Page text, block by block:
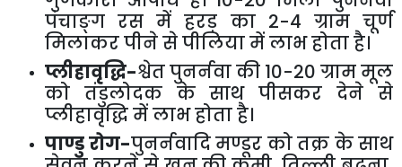
पंचाङ्ग रस में हरड़ का 2-4 ग्राम चूर्ण
मिलाकर पीने से पीलिया में लाभ होता है।
प्लीहावृद्धि-श्वेत पुनर्नवा की 10-20 ग्राम मूल
को तंडुलोदक के साथ पीसकर देने से
प्लीहावृद्धि में लाभ होता है।
पाण्डु रोग-पुनर्नवादि मण्डूर को तक्र के साथ